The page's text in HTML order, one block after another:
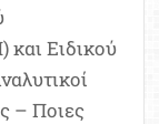
Ειδικού
– Ποιες